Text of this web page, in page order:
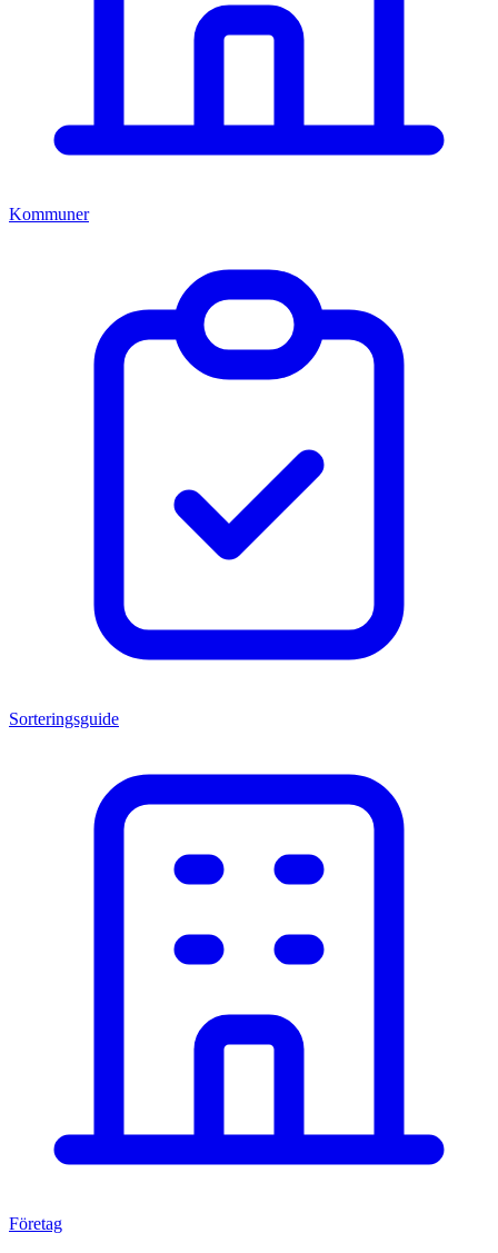
Kommuner
Sorteringsguide
Företag